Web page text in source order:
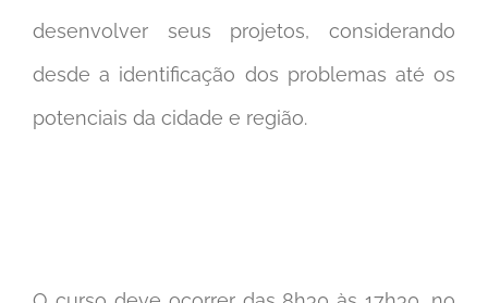
desenvolver seus projetos, considerando
desde a identificação dos problemas até os
potenciais da cidade e região.